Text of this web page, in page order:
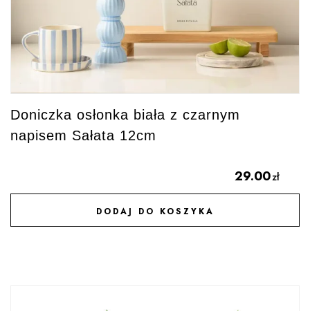
Doniczka osłonka biała z czarnym
napisem Sałata 12cm
29.00zł
DODAJ DO KOSZYKA
DODAJ DO ULUBIONYCH